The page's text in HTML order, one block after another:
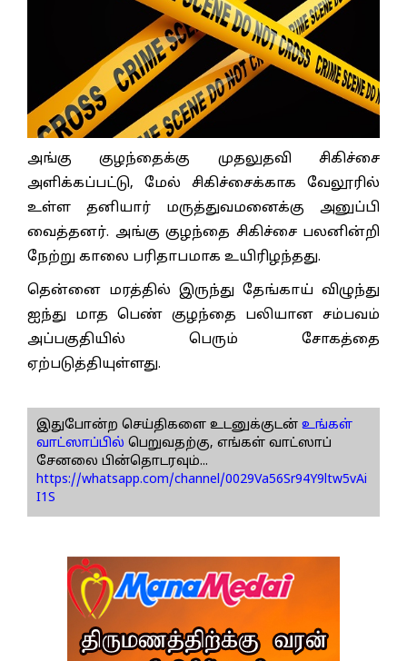
அங்கு குழந்தைக்கு முதலுதவி சிகிச்சை
அளிக்கப்பட்டு, மேல் சிகிச்சைக்காக வேலூரில்
உள்ள தனியார் மருத்துவமனைக்கு அனுப்பி
வைத்தனர். அங்கு குழந்தை சிகிச்சை பலனின்றி
நேற்று காலை பரிதாபமாக உயிரிழந்தது.
தென்னை மரத்தில் இருந்து தேங்காய் விழுந்து
ஐந்து மாத பெண் குழந்தை பலியான சம்பவம்
அப்பகுதியில் பெரும் சோகத்தை
ஏற்படுத்தியுள்ளது.
இதுபோன்ற செய்திகளை உடனுக்குடன் உங்கள்
வாட்ஸாப்பில் பெறுவதற்கு, எங்கள் வாட்ஸாப்
சேனலை பின்தொடரவும்...
https://whatsapp.com/channel/0029Va56Sr94Y9ltw5vAi
I1S